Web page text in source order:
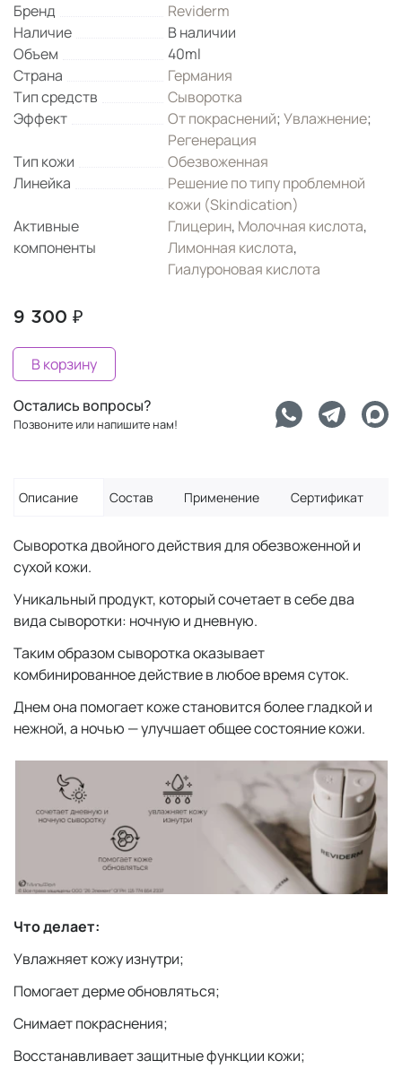
Бренд
Reviderm
Наличие
В наличии
Объем
40ml
Страна
Германия
Тип средств
Сыворотка
Эффект
От покраснений;Увлажнение;
Регенерация
Тип кожи
Обезвоженная
Линейка
Решение по типу проблемной
кожи (Skindication)
Активные
компоненты
Глицерин, Молочная кислота,
Лимонная кислота,
Гиалуроновая кислота
9 300 ₽
В корзину
Остались вопросы?
Позвоните или напишите нам!
Описание Состав Применение Сертификат
Сыворотка двойного действия для обезвоженной и
сухой кожи.
Уникальный продукт, который сочетает в себе два
вида сыворотки: ночную и дневную.
Таким образом сыворотка оказывает
комбинированное действие в любое время суток.
Днем она помогает коже становится более гладкой и
нежной, а ночью — улучшает общее состояние кожи.
Что делает:
Увлажняет кожу изнутри;
Помогает дерме обновляться;
Снимает покраснения;
Восстанавливает защитные функции кожи;